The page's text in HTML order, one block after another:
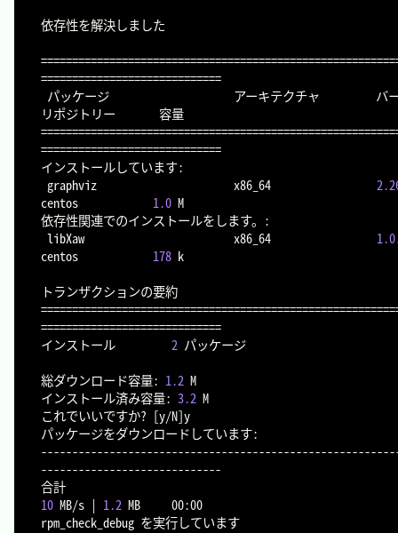
依存性を解決しました
========================================================
=============================
========================================================
=============================
インストールしています:
graphviz                      x86_64
centos 1.0 M
依存性関連でのインストールをします。:
libXaw                        x86_64 1.0
centos 178 k
========================================================
=============================
インストール 2 パッケージ
総ダウンロード容量: 1.2 M
インストール済み容量: 3.2 M
これでいいですか? [y/N]y
パッケージをダウンロードしています:
-----------------------------
10 MB/s | 1.2 MB     00:00
rpm_check_debug を実行しています